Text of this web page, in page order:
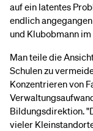
auf ein latentes
endlich
und Klubobmann
Man teile die
Schulen zu
Konzentrieren von
Bildungsdirektion.
vieler